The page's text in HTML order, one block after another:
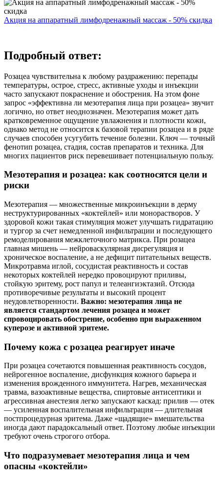
Акция на аппаратный лимфодренажный массаж - 50% скидка
Подробный ответ:
Розацеа чувствительна к любому раздражению: перепады
температуры, острое, стресс, активные уходы и инъекции
часто запускают покраснение и обострения. На этом фоне
запрос «эффективна ли мезотерапия лица при розацеа» звучит
логично, но ответ неоднозначен. Мезотерапия может дать
кратковременное ощущение увлажнения и плотности кожи,
однако метод не относится к базовой терапии розацеа и в ряде
случаев способен усугубить течение болезни. Ключ — точный
фенотип розацеа, стадия, состав препаратов и техника. Для
многих пациентов риск перевешивает потенциальную пользу.
Мезотерапия и розацеа: как соотносятся цели и
риски
Мезотерапия — множественные микроинъекции в дерму
неструктурированных «коктейлей» или монорастворов. У
здоровой кожи такая стимуляция может улучшать гидратацию
и тургор за счет немедленной инфильтрации и последующего
ремоделирования межклеточного матрикса. При розацеа
главная мишень — нейроваскулярная дисрегуляция и
хроническое воспаление, а не дефицит питательных веществ.
Микротравма иглой, сосудистая реактивность и состав
некоторых коктейлей нередко провоцируют приливы,
стойкую эритему, рост папул и телеангиэктазий. Отсюда
противоречивые результаты и высокий процент
неудовлетворенности. Важно: мезотерапия лица не
является стандартом лечения розацеа и может
спровоцировать обострение, особенно при выраженном
куперозе и активной эритеме.
Почему кожа с розацеа реагирует иначе
При розацеа сочетаются повышенная реактивность сосудов,
нейрогенное воспаление, дисфункция кожного барьера и
изменения врожденного иммунитета. Нагрев, механическая
травма, вазоактивные вещества, спиртовые антисептики и
агрессивная анестезия легко запускают каскад: прилив — отек
— усиленная воспалительная инфильтрация — длительная
постпроцедурная эритема. Даже «щадящие» вмешательства
иногда дают парадоксальный ответ. Поэтому любые инъекции
требуют очень строгого отбора.
Что подразумевает мезотерапия лица и чем
опасны «коктейли»